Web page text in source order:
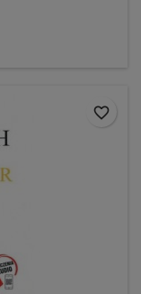
favorite_border